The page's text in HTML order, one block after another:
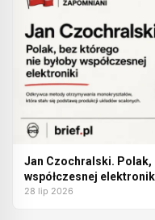
Jan Czochralski. Polak,
współczesnej
28 lip 2026